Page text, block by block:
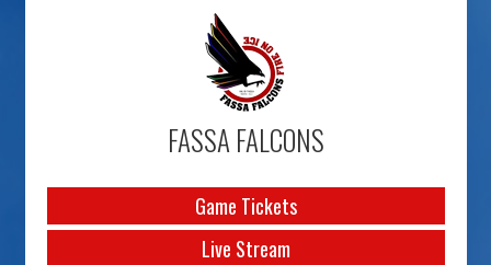
FASSA FALCONS
Game Tickets
Live Stream